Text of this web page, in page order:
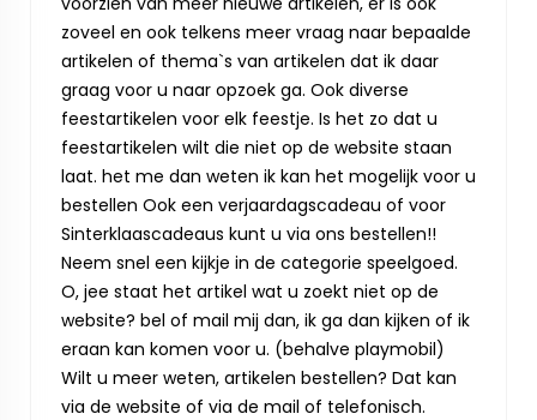
zoveel en ook telkens meer vraag naar bepaalde
artikelen of thema`s van artikelen dat ik daar
graag voor u naar opzoek ga. Ook diverse
feestartikelen voor elk feestje. Is het zo dat u
feestartikelen wilt die niet op de website staan
laat. het me dan weten ik kan het mogelijk voor u
bestellen Ook een verjaardagscadeau of voor
Sinterklaascadeaus kunt u via ons bestellen!!
Neem snel een kijkje in de categorie speelgoed.
O, jee staat het artikel wat u zoekt niet op de
website? bel of mail mij dan, ik ga dan kijken of ik
eraan kan komen voor u. (behalve playmobil)
Wilt u meer weten, artikelen bestellen? Dat kan
via de website of via de mail of telefonisch.